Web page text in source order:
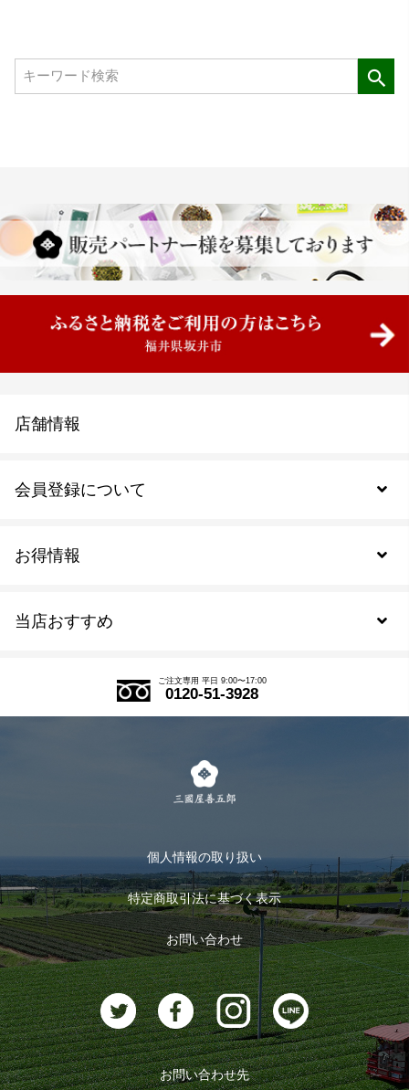
当店おすすめ
式部の香りシリーズ
お茶のギフト
おすすめのお茶
お茶に合うスイーツ
お得情報
会員登録について
会員規約について
ログイン
ログアウト
店舗情報
ご注文専用 平日 9:00〜17:00
0120-51-3928
個人情報の取り扱い
特定商取引法に基づく表示
お問い合わせ
お問い合わせ先